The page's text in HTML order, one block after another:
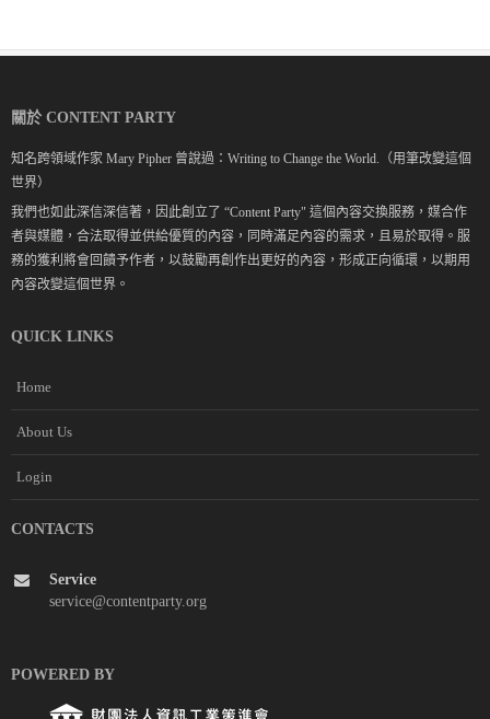
關於 CONTENT PARTY
知名跨領域作家 Mary Pipher 曾說過：Writing to Change the World.（用筆改變這個
世界）
我們也如此深信深信著，因此創立了 “Content Party" 這個內容交換服務，媒合作
者與媒體，合法取得並供給優質的內容，同時滿足內容的需求，且易於取得。服
務的獲利將會回饋予作者，以鼓勵再創作出更好的內容，形成正向循環，以期用
內容改變這個世界。
QUICK LINKS
Home
About Us
Login
CONTACTS
Service
service@contentparty.org
POWERED BY